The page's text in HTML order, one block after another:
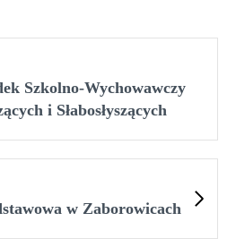
Szkolno-Wychowawczy
i Słabosłyszących
w Zaborowicach